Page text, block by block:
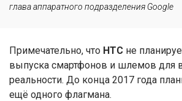
глава аппаратного подразделения Google
Примечательно, что HTC не
выпуска смартфонов и шлемов для
реальности. До конца 2017 года
ещё одного флагмана.